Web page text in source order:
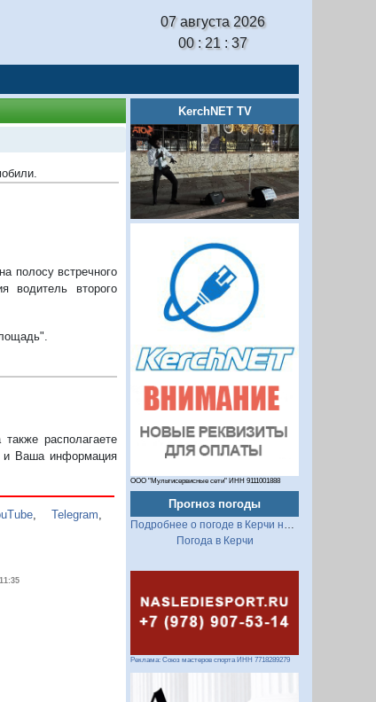
07 августа 2026
00 : 21 : 38
полосу встречного
водитель второго
располагаете
Ваша информация
,Telegram
KerchNET TV
ООО "Мультисервисные сети" ИНН 9111001888
Прогноз погоды
Подробнее о погоде в Керчи на 2 недели
Погода в Керчи
Реклама: Союз мастеров спорта ИНН 7718289279